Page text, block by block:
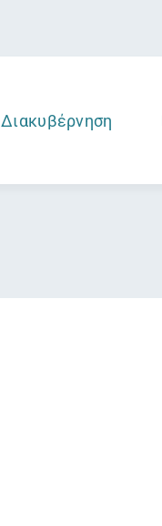
Διακυβέρνηση